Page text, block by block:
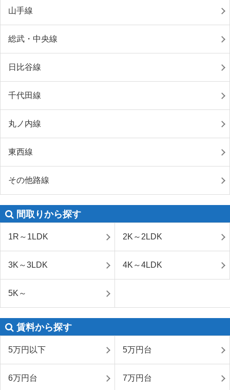
山手線
総武・中央線
日比谷線
千代田線
丸ノ内線
東西線
その他路線
間取りから探す
1R～1LDK 2K～2LDK
3K～3LDK 4K～4LDK
5K～
賃料から探す
5万円以下 5万円台
6万円台 7万円台